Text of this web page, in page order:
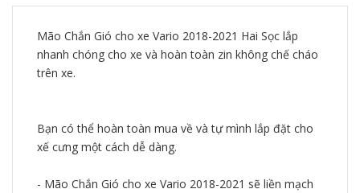
Mão Chắn Gió cho xe Vario 2018-2021 Hai Sọc lắp
nhanh chóng cho xe và hoàn toàn zin không chế cháo
trên xe.
Bạn có thể hoàn toàn mua về và tự mình lắp đặt cho
xế cưng một cách dễ dàng.
- Mão Chắn Gió cho xe Vario 2018-2021 sẽ liền mạch